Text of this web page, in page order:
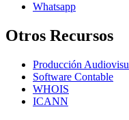
Whatsapp
Otros Recursos
Producción
Software Contable
WHOIS
ICANN